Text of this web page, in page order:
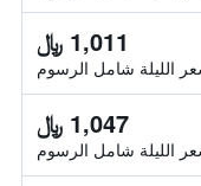
1,011 ﷼
الليلة شامل الرسوم
1,047 ﷼
الليلة شامل الرسوم